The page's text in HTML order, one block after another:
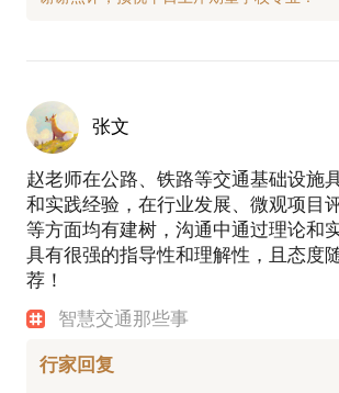
张文
赵老师在公路、铁路等交通基础设施
和实践经验，在行业发展、微观项目
等方面均有建树，沟通中通过理论和
具有很强的指导性和理解性，且态度
荐！
智慧交通那些事
行家回复